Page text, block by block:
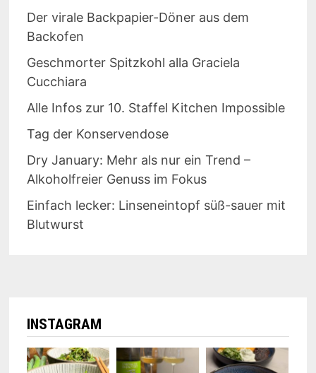
Der virale Backpapier-Döner aus dem
Backofen
Geschmorter Spitzkohl alla Graciela
Cucchiara
Alle Infos zur 10. Staffel Kitchen Impossible
Tag der Konservendose
Dry January: Mehr als nur ein Trend –
Alkoholfreier Genuss im Fokus
Einfach lecker: Linseneintopf süß-sauer mit
Blutwurst
INSTAGRAM